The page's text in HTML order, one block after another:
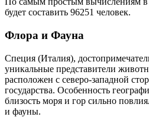
будет составить 96251 человек.
Флора и Фауна
Специя (Италия),
уникальные представители
расположен с северо-западной
государства. Особенность
близость моря и гор сильно
и фауны.